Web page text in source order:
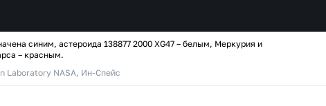
синим, астероида 138877 2000 XG47 – белым, Меркурия и
– красным.
Laboratory NASA, Ин-Спейс